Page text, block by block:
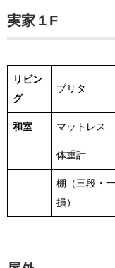
実家１F
リビン
グ
ブリタ
和室 マットレス
体重計
棚（三段・
損）